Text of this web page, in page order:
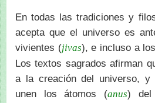
En todas las tradiciones y
acepta que el universo es
vivientes (jivas), e incluso a
Los textos sagrados afirman
a la creación del universo, y
unen los átomos (anus) del